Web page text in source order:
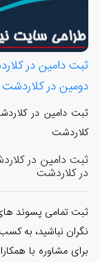
ثبت دامین در
دومین در کلاردشت
ثبت دامین در
کلاردشت
ثبت دامین در
در کلاردشت
ثبت تمامی پسوند
نگران نباشید، به
برای مشاوره با